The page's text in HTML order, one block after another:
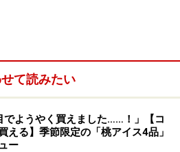
さっくり感！ 「お店で焼いたチョコ
て読みたい
でようやく買えました……！」【コ
える】季節限定の「桃アイス4品」
ー